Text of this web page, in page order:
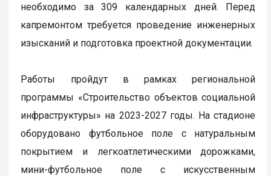
необходимо за 309 календарных дней. Перед
капремонтом требуется проведение инженерных
изысканий и подготовка проектной документации.
Работы пройдут в рамках региональной
программы «Строительство объектов социальной
инфраструктуры» на 2023-2027 годы. На стадионе
оборудовано футбольное поле с натуральным
покрытием и легкоатлетическими дорожками,
мини-футбольное поле с искусственным